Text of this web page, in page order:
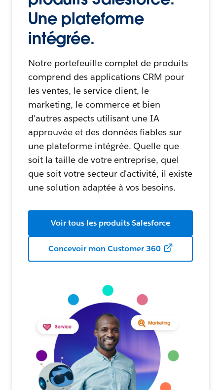
Une plateforme
intégrée.
Notre portefeuille complet de produits
comprend des applications CRM pour
les ventes, le service client, le
marketing, le commerce et bien
d'autres aspects utilisant une IA
approuvée et des données fiables sur
une plateforme intégrée. Quelle que
soit la taille de votre entreprise, quel
que soit votre secteur d'activité, il existe
une solution adaptée à vos besoins.
Voir tous les produits Salesforce
Concevoir mon Customer 360